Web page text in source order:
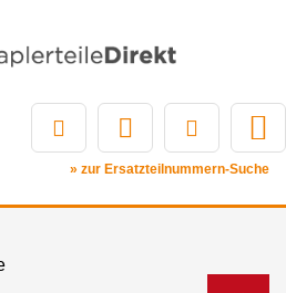
» zur Ersatzteilnummern-Suche